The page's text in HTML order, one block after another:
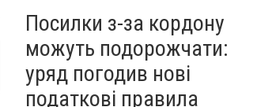
Посилки з-за кордону
можуть подорожчати:
уряд погодив нові
податкові правила